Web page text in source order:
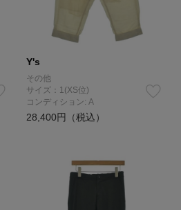
Y's
その他
サイズ：1(XS位)
コンディション: A
28,400円（税込）